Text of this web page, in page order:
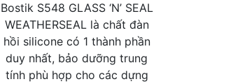
Bostik S548 GLASS ‘N’ SEAL
WEATHERSEAL là chất đàn
hồi silicone có 1 thành phần
duy nhất, bảo dưỡng trung
tính phù hợp cho các dựng